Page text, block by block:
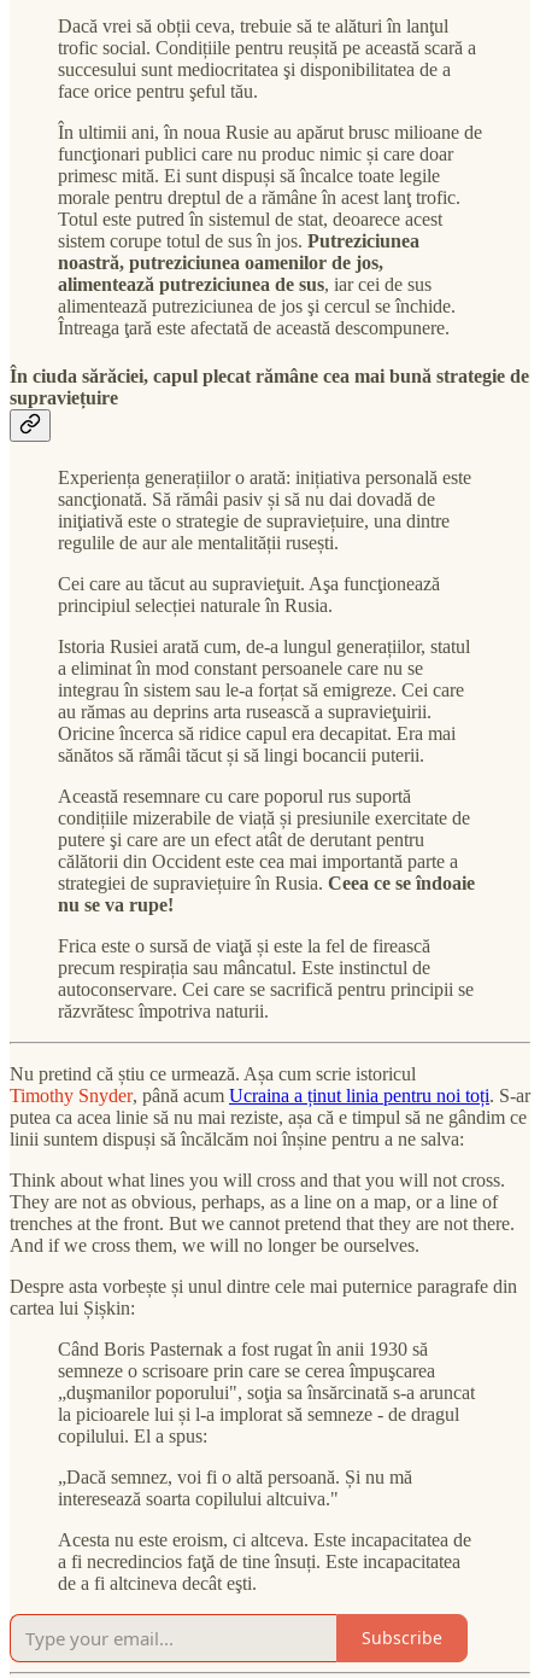
Dacă vrei să obții ceva, trebuie să te alături în lanţul
trofic social. Condițiile pentru reușită pe această scară a
succesului sunt mediocritatea şi disponibilitatea de a
face orice pentru şeful tău.
În ultimii ani, în noua Rusie au apărut brusc milioane de
funcţionari publici care nu produc nimic și care doar
primesc mită. Ei sunt dispuși să încalce toate legile
morale pentru dreptul de a rămâne în acest lanţ trofic.
Totul este putred în sistemul de stat, deoarece acest
sistem corupe totul de sus în jos. Putreziciunea
noastră, putreziciunea oamenilor de jos,
alimentează putreziciunea de sus, iar cei de sus
alimentează putreziciunea de jos şi cercul se închide.
Întreaga ţară este afectată de această descompunere.
În ciuda sărăciei, capul plecat rămâne cea mai bună strategie de
supraviețuire
Experiența generațiilor o arată: inițiativa personală este
sancţionată. Să rămâi pasiv și să nu dai dovadă de
iniţiativă este o strategie de supraviețuire, una dintre
regulile de aur ale mentalității rusești.
Cei care au tăcut au supravieţuit. Aşa funcţionează
principiul selecției naturale în Rusia.
Istoria Rusiei arată cum, de-a lungul generațiilor, statul
a eliminat în mod constant persoanele care nu se
integrau în sistem sau le-a forțat să emigreze. Cei care
au rămas au deprins arta rusească a supravieţuirii.
Oricine încerca să ridice capul era decapitat. Era mai
sănătos să rămâi tăcut și să lingi bocancii puterii.
Această resemnare cu care poporul rus suportă
condițiile mizerabile de viață și presiunile exercitate de
putere şi care are un efect atât de derutant pentru
călătorii din Occident este cea mai importantă parte a
strategiei de supraviețuire în Rusia. Ceea ce se îndoaie
nu se va rupe!
Frica este o sursă de viaţă și este la fel de firească
precum respirația sau mâncatul. Este instinctul de
autoconservare. Cei care se sacrifică pentru principii se
răzvrătesc împotriva naturii.
Nu pretind că știu ce urmează. Așa cum scrie istoricul
Timothy Snyder, până acum Ucraina a ținut linia pentru noi toți. S-ar
putea ca acea linie să nu mai reziste, așa că e timpul să ne gândim ce
linii suntem dispuși să încălcăm noi înșine pentru a ne salva:
Think about what lines you will cross and that you will not cross.
They are not as obvious, perhaps, as a line on a map, or a line of
trenches at the front. But we cannot pretend that they are not there.
And if we cross them, we will no longer be ourselves.
Despre asta vorbește și unul dintre cele mai puternice paragrafe din
cartea lui Șișkin:
Când Boris Pasternak a fost rugat în anii 1930 să
semneze o scrisoare prin care se cerea împuşcarea
„duşmanilor poporului", soţia sa însărcinată s-a aruncat
la picioarele lui și l-a implorat să semneze - de dragul
copilului. El a spus:
„Dacă semnez, voi fi o altă persoană. Și nu mă
interesează soarta copilului altcuiva."
Acesta nu este eroism, ci altceva. Este incapacitatea de
a fi necredincios faţă de tine însuți. Este incapacitatea
de a fi altcineva decât eşti.
Subscribe